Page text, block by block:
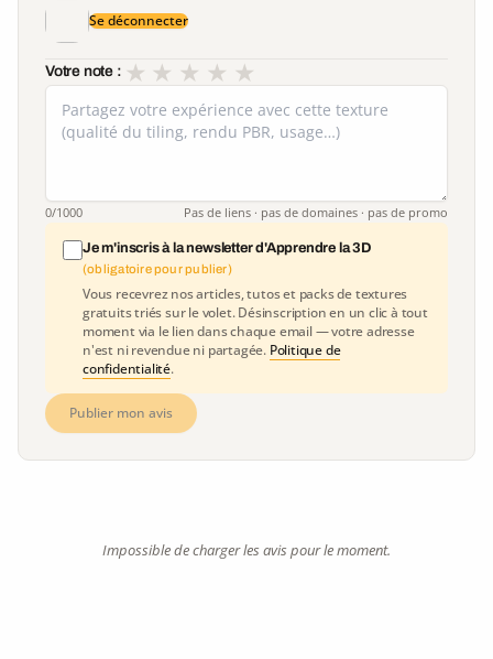
Se déconnecter
Votre note : ★
★
★
★
★
0/1000 Pas de liens · pas de domaines · pas de promo
Je m'inscris à la newsletter d'Apprendre la 3D
(obligatoire pour publier)
Vous recevrez nos articles, tutos et packs de textures
gratuits triés sur le volet. Désinscription en un clic à tout
moment via le lien dans chaque email — votre adresse
n'est ni revendue ni partagée. Politique de
confidentialité.
Publier mon avis
Impossible de charger les avis pour le moment.